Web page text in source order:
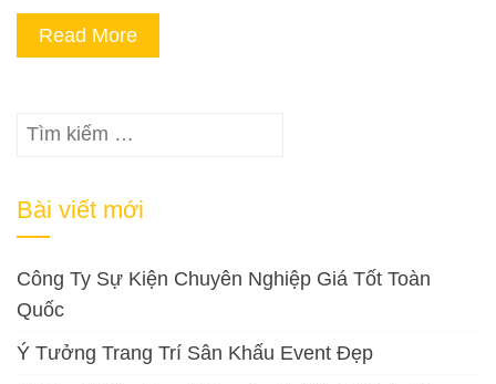
Read More
Tìm
Bài viết mới
Công Ty Sự Kiện Chuyên Nghiệp Giá Tốt Toàn
Quốc
Ý Tưởng Trang Trí Sân Khấu Event Đẹp